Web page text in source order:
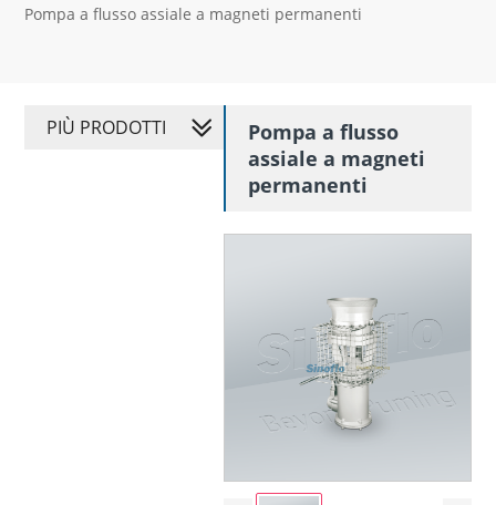
Pompa a flusso assiale a magneti permanenti
Pompa a flusso
assiale a magneti
permanenti
PIÙ PRODOTTI